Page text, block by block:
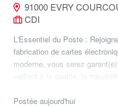
91000 EVRY
CDI
L'Essentiel du Poste :
fabrication de cartes
moderne, vous serez
veillant à la qualité, la
Postée aujourd'hui